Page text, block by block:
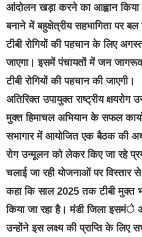
आंदोलन खड़ा करने का आह्वान किया
बनाने में बहुक्षेत्रीय सहभागिता पर
टीबी रोगियों की पहचान के लिए
जाएगा। इसमें पंचायतों में जन
टीबी रोगियों की पहचान की जाएगी।
अतिरिक्त उपायुक्त राष्ट्रीय
मुक्त हिमाचल अभियान के सफल
सभागार में आयोजित एक बैठक की
रोग उन्मूलन को लेकर किए जा रहे
चलाई जा रही योजनाओं पर विस्तार
कहा कि साल 2025 तक टीबी
किया जा रहा है। मंडी जिला इसमंे
उन्होंने इस लक्ष्य की प्राप्ति के